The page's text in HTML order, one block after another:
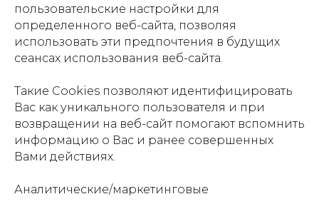
пользовательские настройки для
определенного веб-сайта, позволяя
использовать эти предпочтения в будущих
сеансах использования веб-сайта.
Такие Cookies позволяют идентифицировать
Вас как уникального пользователя и при
возвращении на веб-сайт помогают вспомнить
информацию о Вас и ранее совершенных
Вами действиях.
Аналитические/маркетинговые